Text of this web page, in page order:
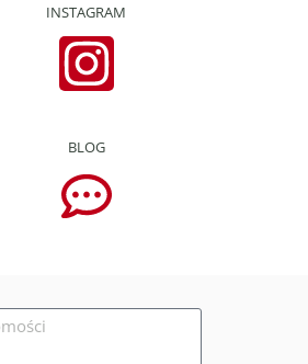
INSTAGRAM
BLOG